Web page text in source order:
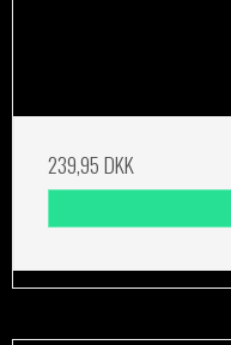
239,95 DKK